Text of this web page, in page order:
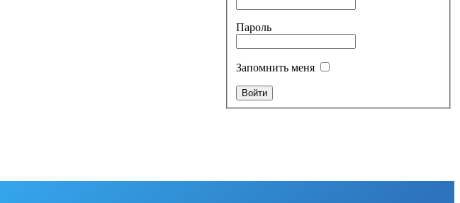
Пароль
Запомнить меня